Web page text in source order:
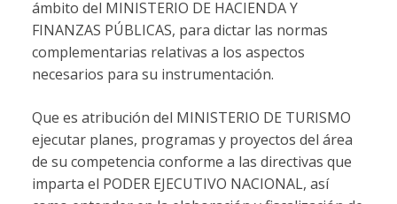
ámbito del MINISTERIO DE HACIENDA Y
FINANZAS PÚBLICAS, para dictar las normas
complementarias relativas a los aspectos
necesarios para su instrumentación.
Que es atribución del MINISTERIO DE TURISMO
ejecutar planes, programas y proyectos del área
de su competencia conforme a las directivas que
imparta el PODER EJECUTIVO NACIONAL, así